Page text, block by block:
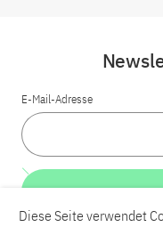
E-Mail-Adresse
Diese Seite verwendet